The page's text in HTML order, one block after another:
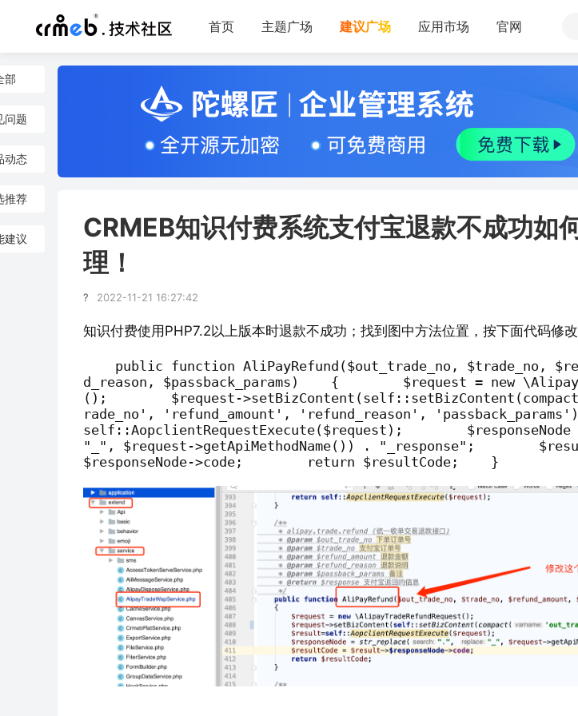
首页 主题广场 建议广场 应用市场 官网
部
问题
动态
推荐
建议
CRMEB知识付费系统支付宝退款不成功如
理！
? 2022-11-21 16:27:42
知识付费使用PHP7.2以上版本时退款不成功；找到图中方法位置，按下面代码修
d_reason, $passback_params)    {        $request = new
();        $request-
rade_no', 'refund_amount', 'refund_reason',
self::AopclientRequestExecute($request);
"_", $request->getApiMethodName()) . "_response";
$responseNode->code;        return $resultCode;    }